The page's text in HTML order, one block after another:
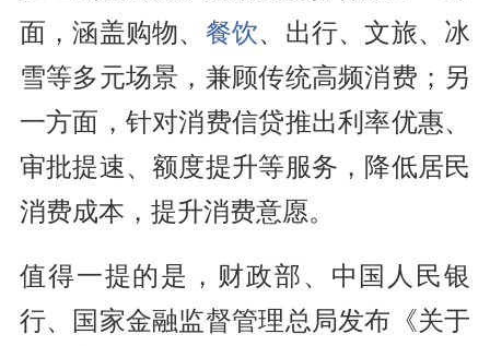
面，涵盖购物、 餐饮、出行、文旅、冰
雪等多元场景，兼顾传统高频消费；另
一方面，针对消费信贷推出利率优惠、
审批提速、额度提升等服务，降低居民
消费成本，提升消费意愿。
值得一提的是，财政部、中国人民银
行、国家金融监督管理总局发布《关于